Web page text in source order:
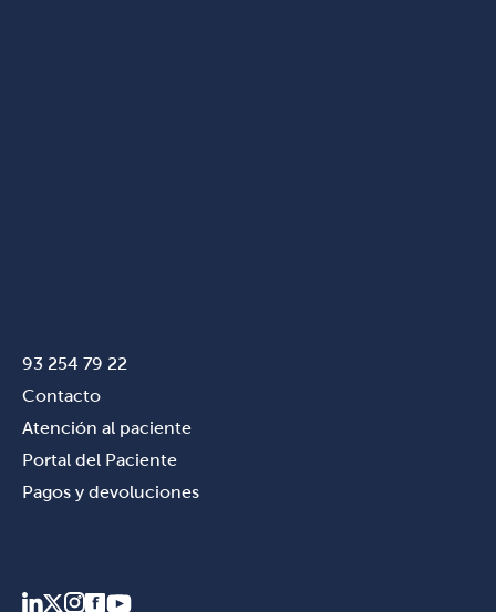
93 254 79 22
Contacto
Atención al paciente
Portal del Paciente
Pagos y devoluciones